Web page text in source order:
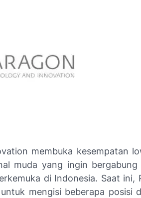
membuka kesempatan
muda yang ingin bergabung
di Indonesia. Saat ini,
mengisi beberapa posisi